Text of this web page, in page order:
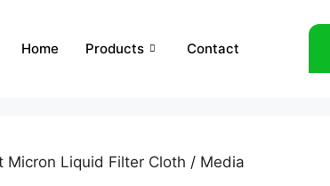
Home Products Contact
Micron Liquid Filter Cloth / Media